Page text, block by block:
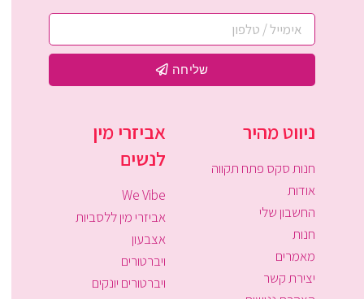
שליחה
ניווט מהיר
חנות סקס פתח תקווה
אודות
החשבון שלי
חנות
מאמרים
יצירת קשר
אביזרי מין
לנשים
We Vibe
אביזרי מין ללסביות
אצבעון
ויברטורים
ויברטורים יונקים